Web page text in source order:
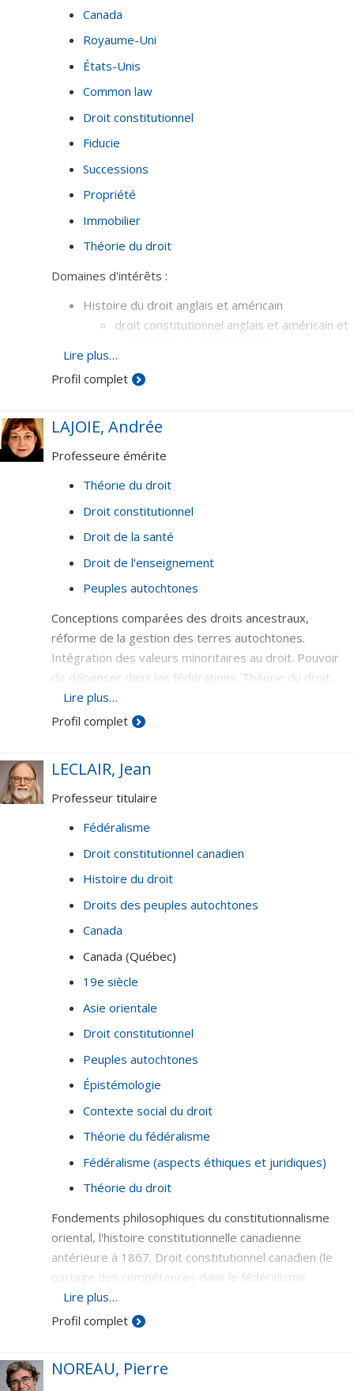
Canada
Royaume-Uni
États-Unis
Common law
Droit constitutionnel
Fiducie
Successions
Propriété
Immobilier
Théorie du droit
Domaines d'intérêts :
Histoire du droit anglais et américain
droit constitutionnel anglais et américain et
Lire plus…
Profil complet
LAJOIE, Andrée
Professeure émérite
Théorie du droit
Droit constitutionnel
Droit de la santé
Droit de l'enseignement
Peuples autochtones
Conceptions comparées des droits ancestraux,
réforme de la gestion des terres autochtones.
Intégration des valeurs minoritaires au droit. Pouvoir
de dépenser dans les fédérations. Théorie du droit,
droit constitutionnel, droit de la santé, droit de
l'enseignement supérieur.
Lire plus…
Profil complet
LECLAIR, Jean
Professeur titulaire
Fédéralisme
Droit constitutionnel canadien
Histoire du droit
Droits des peuples autochtones
Canada
Canada (Québec)
19e siècle
Asie orientale
Droit constitutionnel
Peuples autochtones
Épistémologie
Contexte social du droit
Théorie du fédéralisme
Fédéralisme (aspects éthiques et juridiques)
Théorie du droit
Fondements philosophiques du constitutionnalisme
oriental, l'histoire constitutionnelle canadienne
antérieure à 1867. Droit constitutionnel canadien (le
partage des compétences dans le fédéralisme
canadien), histoire du droit canadien; les Autochtones
et le droit canadien.
Lire plus…
Profil complet
NOREAU, Pierre